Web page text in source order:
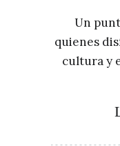
Un
quienes
cultura y